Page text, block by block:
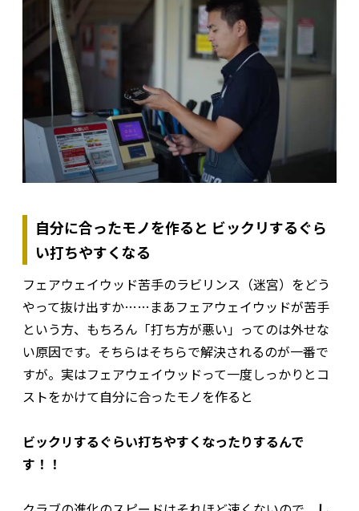
自分に合ったモノを作ると ビックリするぐら
い打ちやすくなる
フェアウェイウッド苦手のラビリンス（迷宮）をどう
やって抜け出すか……まあフェアウェイウッドが苦手
という方、もちろん「打ち方が悪い」ってのは外せな
い原因です。そちらはそちらで解決されるのが一番で
すが。実はフェアウェイウッドって一度しっかりとコ
ストをかけて自分に合ったモノを作ると
ビックリするぐらい打ちやすくなったりするんで
す！！